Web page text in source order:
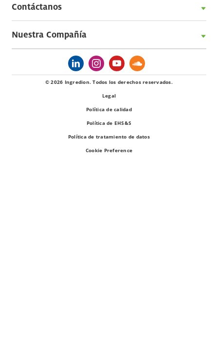
Contáctanos
Nuestra Compañía
© 2026 Ingredion. Todos los derechos reservados.
Legal
Política de calidad
Política de EHS&S
Política de tratamiento de datos
Cookie Preference